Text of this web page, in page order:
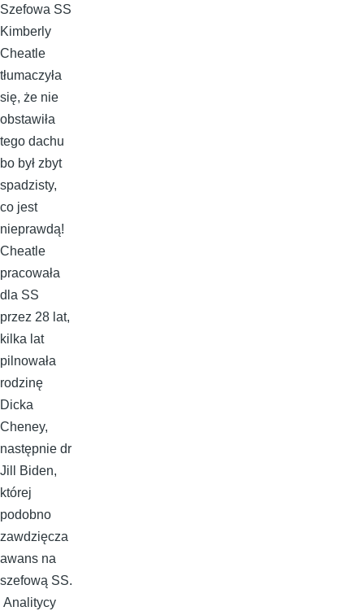
Szefowa SS
Kimberly
Cheatle
tłumaczyła
się, że nie
obstawiła
tego dachu
bo był zbyt
spadzisty,
co jest
nieprawdą!
Cheatle
pracowała
dla SS
przez 28 lat,
kilka lat
pilnowała
rodzinę
Dicka
Cheney,
następnie dr
Jill Biden,
której
podobno
zawdzięcza
awans na
szefową SS.
Analitycy